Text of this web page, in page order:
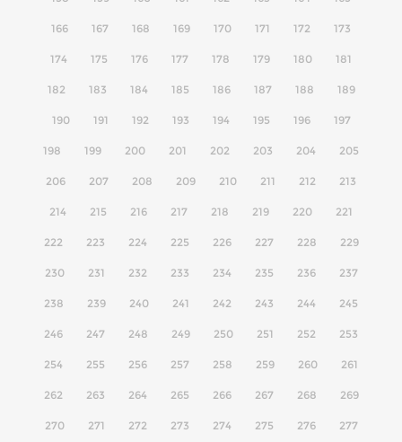
166 167 168 169 170 171 172 173
174 175 176 177 178 179 180 181
182 183 184 185 186 187 188 189
190 191 192 193 194 195 196 197
198 199 200 201 202 203 204 205
206 207 208 209 210 211 212 213
214 215 216 217 218 219 220 221
222 223 224 225 226 227 228 229
230 231 232 233 234 235 236 237
238 239 240 241 242 243 244 245
246 247 248 249 250 251 252 253
254 255 256 257 258 259 260 261
262 263 264 265 266 267 268 269
270 271 272 273 274 275 276 277